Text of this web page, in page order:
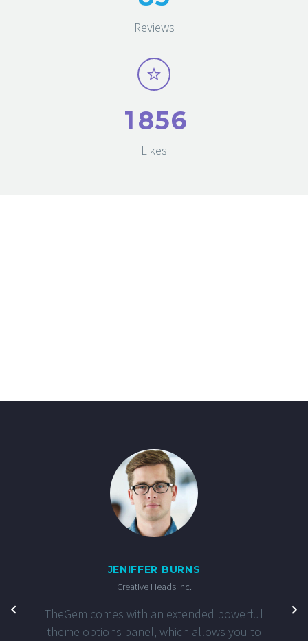
Reviews
1 856
Likes
JENIFFER BURNS
Creative Heads Inc.
TheGem comes with an extended powerful
theme options panel, which allows you to